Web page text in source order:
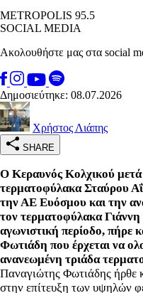
METROPOLIS 95.5
SOCIAL MEDIA
Ακολουθήστε μας στα social
Δημοσιεύτηκε: 08.07.2026
Χρήστος Λιάπης
SHARE
Ο Κεραυνός Κολχικού
τερματοφύλακα Σταύρου
την ΑΕ Ευόσμου και την
τον τερματοφύλακα Γιάννη
αγωνιστική περίοδο, πήρε
Φωτιάδη που έρχεται να
ανανεωμένη τριάδα
Παναγιώτης Φωτιάδης ήρθε
στην επίτευξη των υψηλών